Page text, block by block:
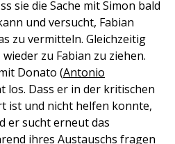
sie die Sache mit Simon bald
und versucht, Fabian
zu vermitteln. Gleichzeitig
zu Fabian zu ziehen.
Donato (Antonio
los. Dass er in der kritischen
ist und nicht helfen konnte,
er sucht erneut das
ihres Austauschs fragen